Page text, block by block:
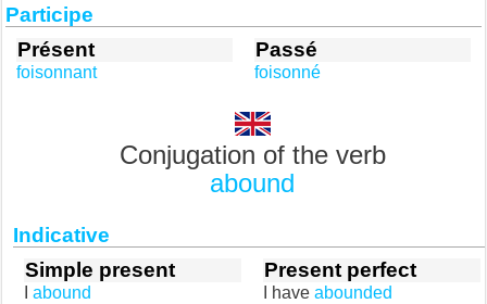
Participe
Présent
foisonnant
Passé
foisonné
Conjugation of the verb
abound
Indicative
Simple present
abound
Present perfect
I have abounded